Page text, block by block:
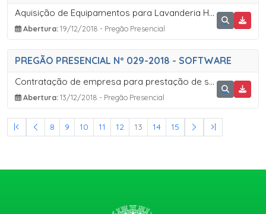
Aquisição de Equipamentos para Lavanderia Hospitalar em atendimento a Secretaria da Saúde
Abertura: 19/12/2018 - Pregão Presencial
PREGÃO PRESENCIAL Nº 029-2018 - SOFTWARE
Contratação de empresa para prestação de serviço por meio de disponibilização especializada de licença de uso de solução tecnológica, além dos respectivos serviços necessários para sua correta implantação e manutenção, para atender as necessidades da Secretaria Municipal de Educação, na modalidade Pregão, por meio de sistema Presencial
Abertura: 13/12/2018 - Pregão Presencial
8 9 10 11 12 13 14 15